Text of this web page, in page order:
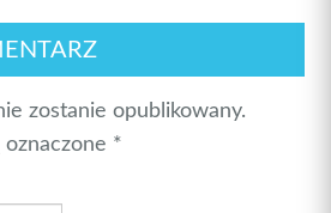
zostanie opublikowany.
*